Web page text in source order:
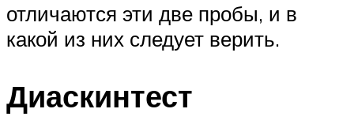
отличаются эти две пробы, и в
какой из них следует верить.
Диаскинтест